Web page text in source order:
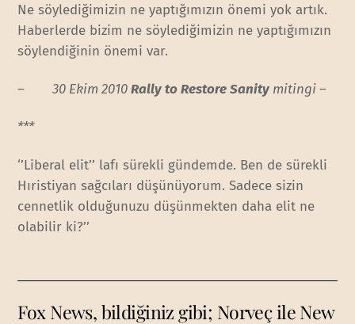
Ne söylediğimizin ne yaptığımızın önemi yok artık.
Haberlerde bizim ne söylediğimizin ne yaptığımızın
söylendiğinin önemi var.
–30 Ekim 2010Rally to Restore Sanity mitingi –
***
‘’Liberal elit’’ lafı sürekli gündemde. Ben de sürekli
Hıristiyan sağcıları düşünüyorum. Sadece sizin
cennetlik olduğunuzu düşünmekten daha elit ne
olabilir ki?’’
Fox News, bildiğiniz gibi; Norveç ile New